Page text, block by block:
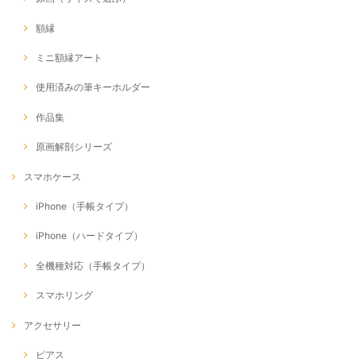
額縁
ミニ額縁アート
使用済みの筆キーホルダー
作品集
原画解剖シリーズ
スマホケース
iPhone（手帳タイプ）
iPhone（ハードタイプ）
全機種対応（手帳タイプ）
スマホリング
アクセサリー
ピアス